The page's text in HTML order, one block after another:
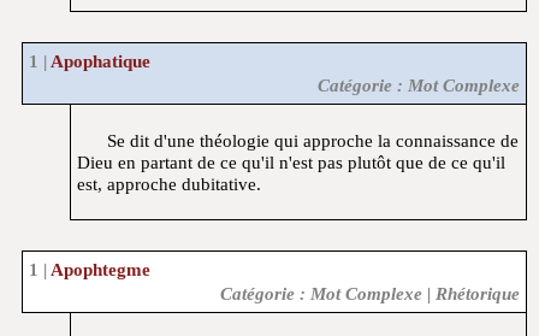
Apophatique
Catégorie : Mot Complexe
Se dit d'une théologie qui approche la connaissance de
Dieu en partant de ce qu'il n'est pas plutôt que de ce qu'il
est, approche dubitative.
Apophtegme
Catégorie : Mot Complexe | Rhétorique